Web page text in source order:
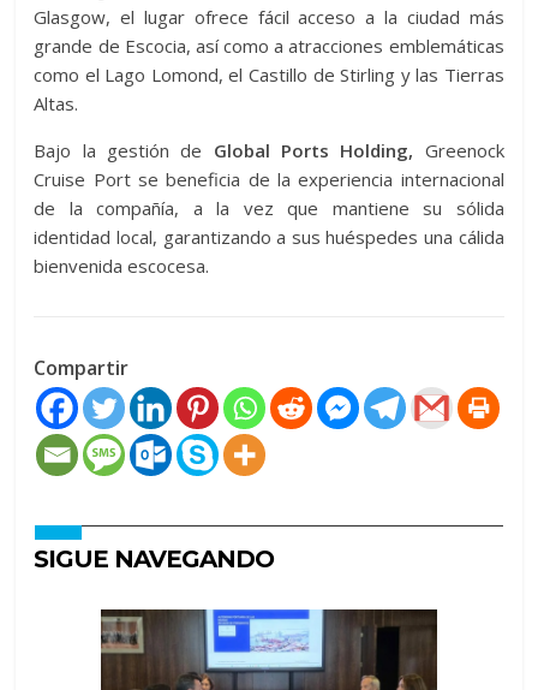
Glasgow, el lugar ofrece fácil acceso a la ciudad más
grande de Escocia, así como a atracciones emblemáticas
como el Lago Lomond, el Castillo de Stirling y las Tierras
Altas.
Bajo la gestión de Global Ports Holding, Greenock
Cruise Port se beneficia de la experiencia internacional
de la compañía, a la vez que mantiene su sólida
identidad local, garantizando a sus huéspedes una cálida
bienvenida escocesa.
Compartir
SIGUE NAVEGANDO